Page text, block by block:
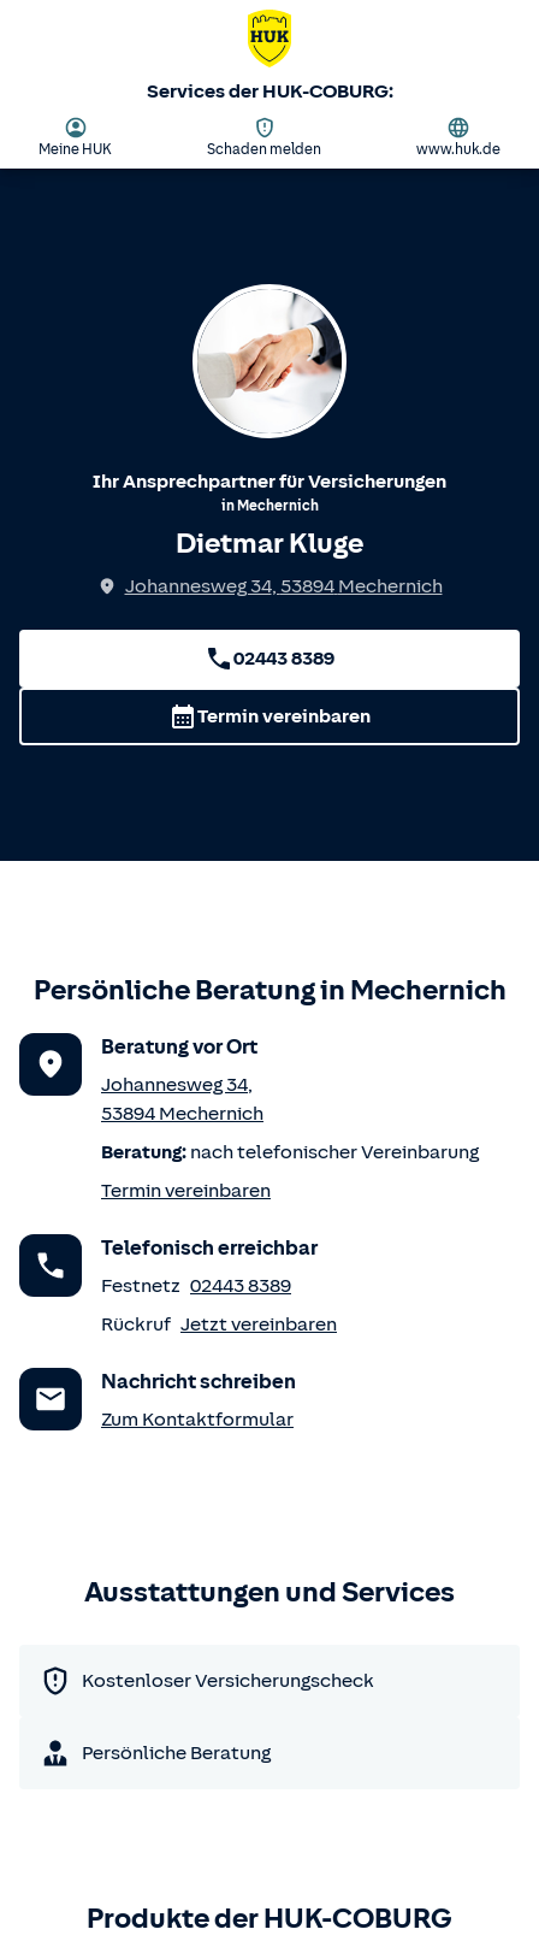
Services der HUK-COBURG:
Meine HUK Schaden melden www.huk.de
Ihr Ansprechpartner für Versicherungen
in Mechernich
Dietmar Kluge
Johannesweg 34, 53894 Mechernich
02443 8389
Termin vereinbaren
Persönliche Beratung in Mechernich
Beratung vor Ort
Johannesweg 34,
53894 Mechernich
Beratung: nach telefonischer Vereinbarung
Termin vereinbaren
Telefonisch erreichbar
Festnetz 02443 8389
Rückruf Jetzt vereinbaren
Nachricht schreiben
Zum Kontaktformular
Ausstattungen und Services
Kostenloser Versicherungscheck
Persönliche Beratung
Produkte der HUK-COBURG